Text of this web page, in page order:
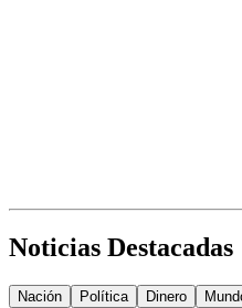
Noticias Destacadas
Nación Política Dinero